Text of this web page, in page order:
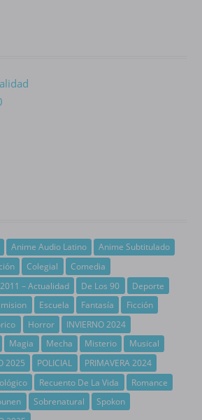
Anime Audio Latino
Anime Subtitulado
Colegial
Comedia
– Actualidad De Los 90
Deporte
Escuela Fantasía
Ficción
Horror
INVIERNO 2024
Magia Mecha Misterio
Musical
2025 POLICIAL
PRIMAVERA 2024
Recuento De La Vida
Romance
Sobrenatural
Spokon